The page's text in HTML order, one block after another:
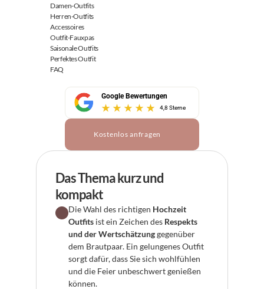
Damen-Outfits
Herren-Outfits
Accessoires
Outfit-Fauxpas
Saisonale Outfits
Perfektes Outfit
FAQ
Google Bewertungen
4,8 Sterne
Kostenlos anfragen
Das Thema kurz und
kompakt
Die Wahl des richtigen Hochzeit
Outfits ist ein Zeichen des Respekts
und der Wertschätzung gegenüber
dem Brautpaar. Ein gelungenes Outfit
sorgt dafür, dass Sie sich wohlfühlen
und die Feier unbeschwert genießen
können.